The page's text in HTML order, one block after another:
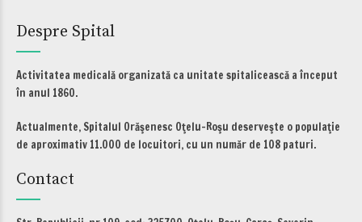
Despre Spital
Activitatea medicală organizată ca unitate spitalicească a început
în anul 1860.
Actualmente, Spitalul Orăşenesc Oţelu-Roşu deserveşte o populaţie
de aproximativ 11.000 de locuitori, cu un număr de 108 paturi.
Contact